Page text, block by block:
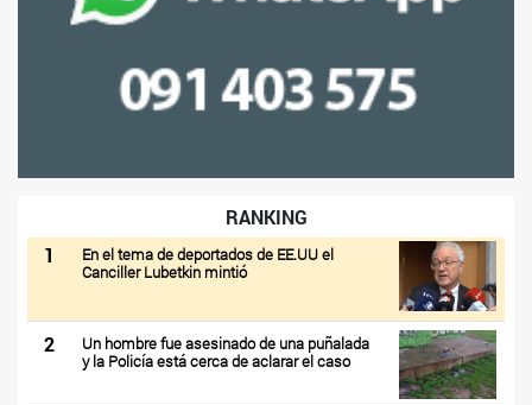
RANKING
1
En el tema de deportados de EE.UU el
Canciller Lubetkin mintió
2
Un hombre fue asesinado de una puñalada
y la Policía está cerca de aclarar el caso